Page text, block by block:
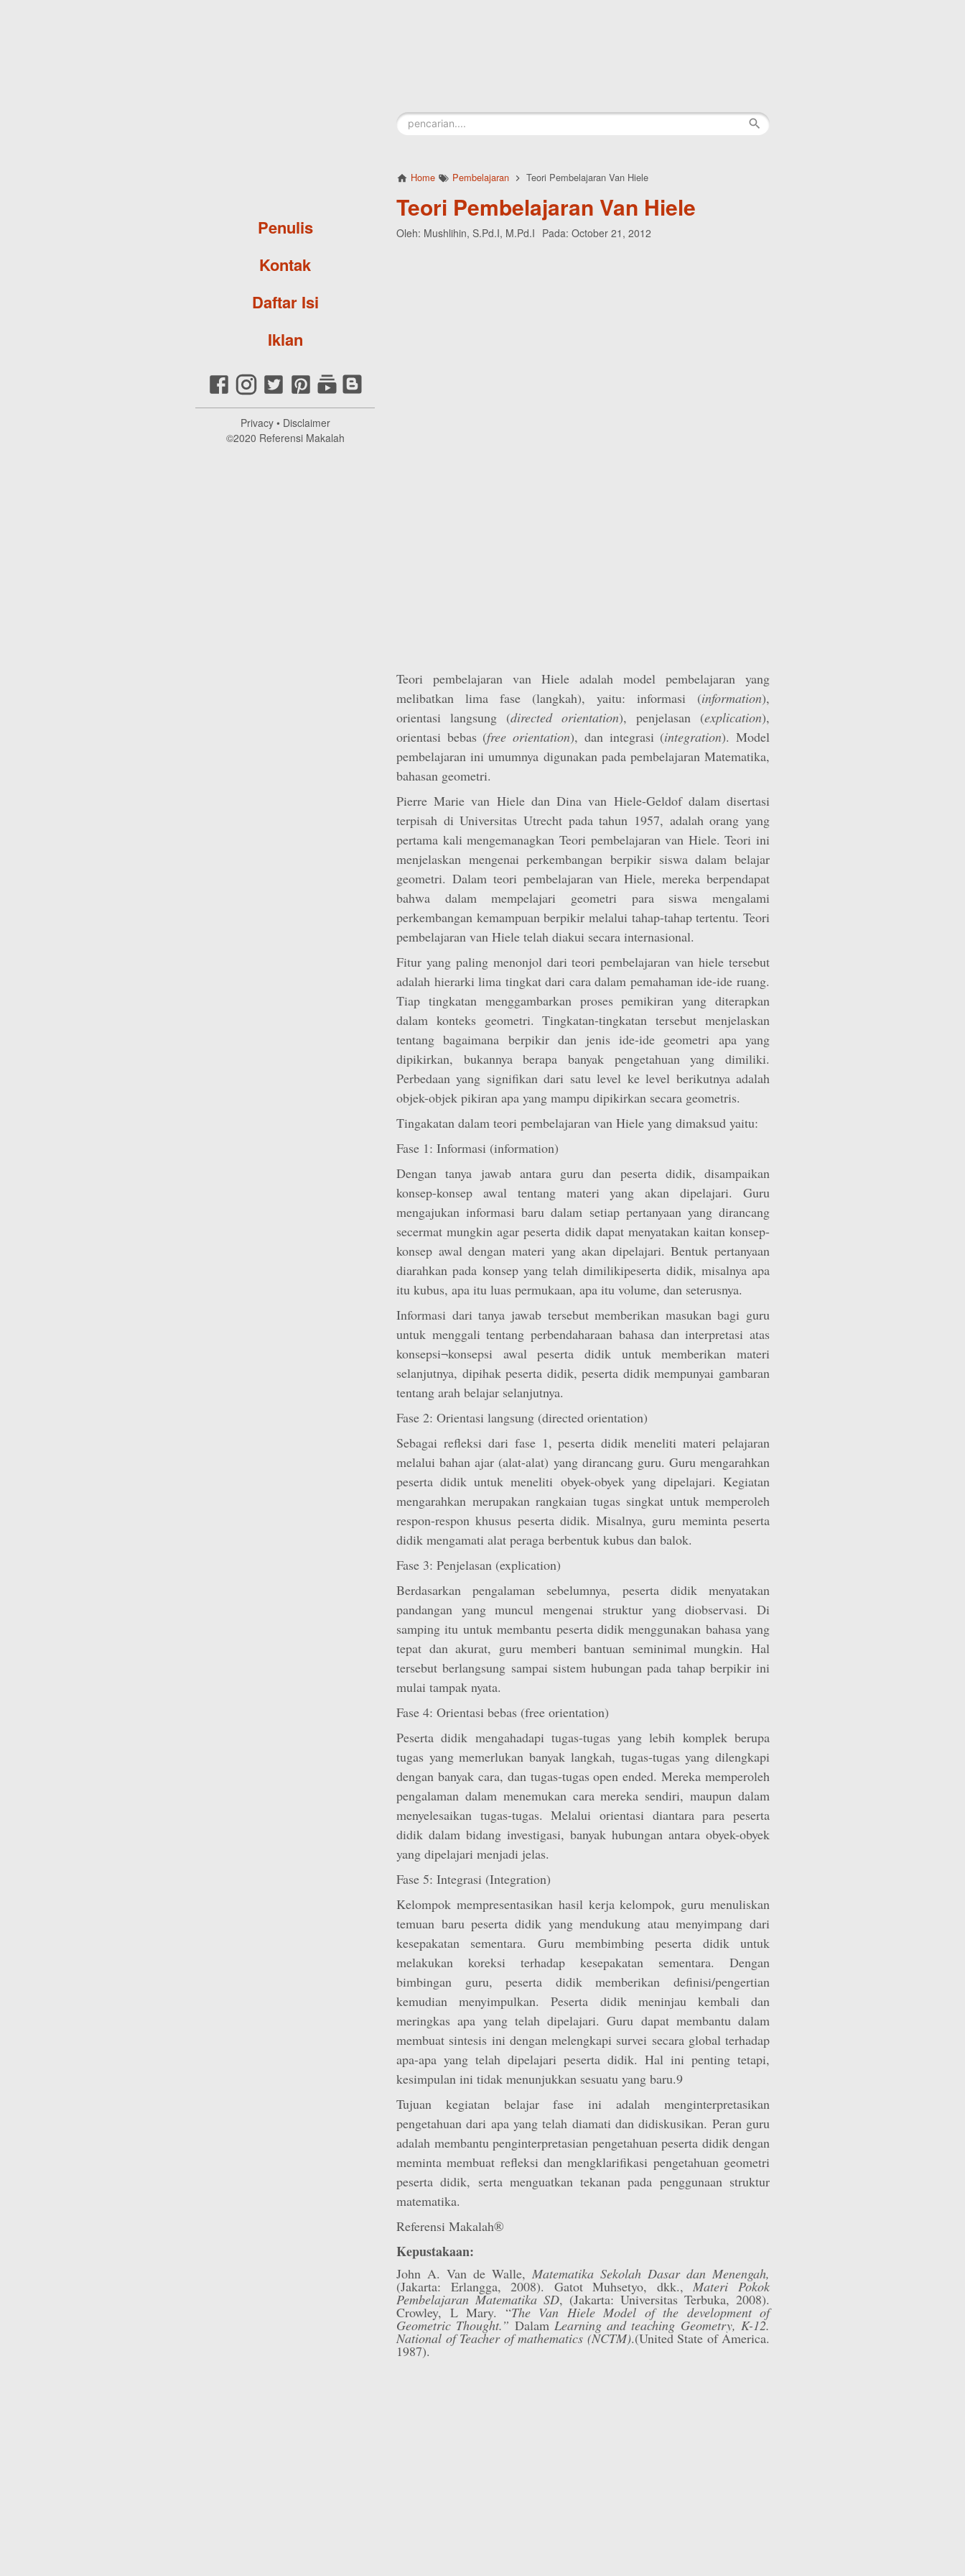
Penulis
Kontak
Daftar Isi
Iklan
Privacy• Disclaimer
©2020 Referensi Makalah
Home Pembelajaran Teori Pembelajaran Van Hiele
Teori Pembelajaran Van Hiele
Oleh: Mushlihin, S.Pd.I, M.Pd.I Pada: October 21, 2012
Teori pembelajaran van Hiele adalah model pembelajaran yang
melibatkan lima fase (langkah), yaitu: informasi (information),
orientasi langsung (directed orientation), penjelasan (explication),
orientasi bebas (free orientation), dan integrasi (integration). Model
pembelajaran ini umumnya digunakan pada pembelajaran Matematika,
bahasan geometri.
Pierre Marie van Hiele dan Dina van Hiele-Geldof dalam disertasi
terpisah di Universitas Utrecht pada tahun 1957, adalah orang yang
pertama kali mengemanagkan Teori pembelajaran van Hiele. Teori ini
menjelaskan mengenai perkembangan berpikir siswa dalam belajar
geometri. Dalam teori pembelajaran van Hiele, mereka berpendapat
bahwa dalam mempelajari geometri para siswa mengalami
perkembangan kemampuan berpikir melalui tahap-tahap tertentu. Teori
pembelajaran van Hiele telah diakui secara internasional.
Fitur yang paling menonjol dari teori pembelajaran van hiele tersebut
adalah hierarki lima tingkat dari cara dalam pemahaman ide-ide ruang.
Tiap tingkatan menggambarkan proses pemikiran yang diterapkan
dalam konteks geometri. Tingkatan-tingkatan tersebut menjelaskan
tentang bagaimana berpikir dan jenis ide-ide geometri apa yang
dipikirkan, bukannya berapa banyak pengetahuan yang dimiliki.
Perbedaan yang signifikan dari satu level ke level berikutnya adalah
objek-objek pikiran apa yang mampu dipikirkan secara geometris.
Tingakatan dalam teori pembelajaran van Hiele yang dimaksud yaitu:
Fase 1: Informasi (information)
Dengan tanya jawab antara guru dan peserta didik, disampaikan
konsep-konsep awal tentang materi yang akan dipelajari. Guru
mengajukan informasi baru dalam setiap pertanyaan yang dirancang
secermat mungkin agar peserta didik dapat menyatakan kaitan konsep-
konsep awal dengan materi yang akan dipelajari. Bentuk pertanyaan
diarahkan pada konsep yang telah dimilikipeserta didik, misalnya apa
itu kubus, apa itu luas permukaan, apa itu volume, dan seterusnya.
Informasi dari tanya jawab tersebut memberikan masukan bagi guru
untuk menggali tentang perbendaharaan bahasa dan interpretasi atas
konsepsi¬konsepsi awal peserta didik untuk memberikan materi
selanjutnya, dipihak peserta didik, peserta didik mempunyai gambaran
tentang arah belajar selanjutnya.
Fase 2: Orientasi langsung (directed orientation)
Sebagai refleksi dari fase 1, peserta didik meneliti materi pelajaran
melalui bahan ajar (alat-alat) yang dirancang guru. Guru mengarahkan
peserta didik untuk meneliti obyek-obyek yang dipelajari. Kegiatan
mengarahkan merupakan rangkaian tugas singkat untuk memperoleh
respon-respon khusus peserta didik. Misalnya, guru meminta peserta
didik mengamati alat peraga berbentuk kubus dan balok.
Fase 3: Penjelasan (explication)
Berdasarkan pengalaman sebelumnya, peserta didik menyatakan
pandangan yang muncul mengenai struktur yang diobservasi. Di
samping itu untuk membantu peserta didik menggunakan bahasa yang
tepat dan akurat, guru memberi bantuan seminimal mungkin. Hal
tersebut berlangsung sampai sistem hubungan pada tahap berpikir ini
mulai tampak nyata.
Fase 4: Orientasi bebas (free orientation)
Peserta didik mengahadapi tugas-tugas yang lebih komplek berupa
tugas yang memerlukan banyak langkah, tugas-tugas yang dilengkapi
dengan banyak cara, dan tugas-tugas open ended. Mereka memperoleh
pengalaman dalam menemukan cara mereka sendiri, maupun dalam
menyelesaikan tugas-tugas. Melalui orientasi diantara para peserta
didik dalam bidang investigasi, banyak hubungan antara obyek-obyek
yang dipelajari menjadi jelas.
Fase 5: Integrasi (Integration)
Kelompok mempresentasikan hasil kerja kelompok, guru menuliskan
temuan baru peserta didik yang mendukung atau menyimpang dari
kesepakatan sementara. Guru membimbing peserta didik untuk
melakukan koreksi terhadap kesepakatan sementara. Dengan
bimbingan guru, peserta didik memberikan definisi/pengertian
kemudian menyimpulkan. Peserta didik meninjau kembali dan
meringkas apa yang telah dipelajari. Guru dapat membantu dalam
membuat sintesis ini dengan melengkapi survei secara global terhadap
apa-apa yang telah dipelajari peserta didik. Hal ini penting tetapi,
kesimpulan ini tidak menunjukkan sesuatu yang baru.9
Tujuan kegiatan belajar fase ini adalah menginterpretasikan
pengetahuan dari apa yang telah diamati dan didiskusikan. Peran guru
adalah membantu penginterpretasian pengetahuan peserta didik dengan
meminta membuat refleksi dan mengklarifikasi pengetahuan geometri
peserta didik, serta menguatkan tekanan pada penggunaan struktur
matematika.
Referensi Makalah®
Kepustakaan:
John A. Van de Walle, Matematika Sekolah Dasar dan Menengah,
(Jakarta: Erlangga, 2008). Gatot Muhsetyo, dkk., Materi Pokok
Pembelajaran Matematika SD, (Jakarta: Universitas Terbuka, 2008).
Crowley, L Mary. “The Van Hiele Model of the development of
Geometric Thought.” Dalam Learning and teaching Geometry, K-12.
National of Teacher of mathematics (NCTM).(United State of America.
1987).